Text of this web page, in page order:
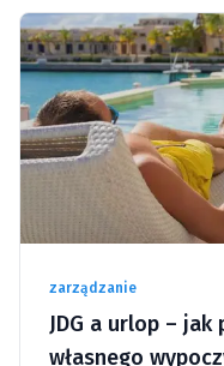
zarządzanie
JDG a urlop –
własnego